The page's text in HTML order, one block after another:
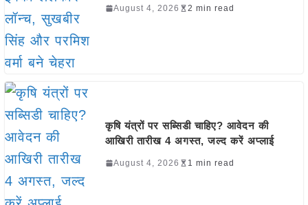
August 4, 2026 2 min read
कृषि यंत्रों पर सब्सिडी चाहिए? आवेदन की
आखिरी तारीख 4 अगस्त, जल्द करें अप्लाई
August 4, 2026 1 min read